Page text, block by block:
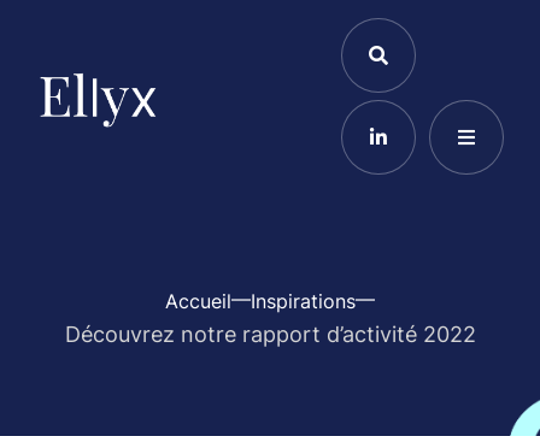
Accueil Inspirations
Découvrez notre rapport d’activité 2022